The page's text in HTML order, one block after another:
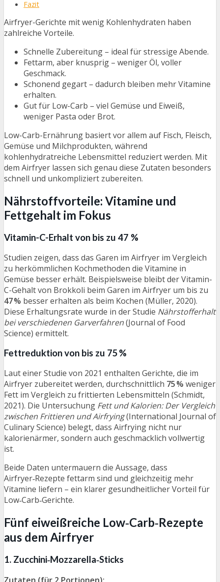
Fazit
Airfryer-Gerichte mit wenig Kohlenhydraten haben
zahlreiche Vorteile.
Schnelle Zubereitung – ideal für stressige Abende.
Fettarm, aber knusprig – weniger Öl, voller
Geschmack.
Schonend gegart – dadurch bleiben mehr Vitamine
erhalten.
Gut für Low-Carb – viel Gemüse und Eiweiß,
weniger Pasta oder Brot.
Low-Carb-Ernährung basiert vor allem auf Fisch, Fleisch,
Gemüse und Milchprodukten, während
kohlenhydratreiche Lebensmittel reduziert werden. Mit
dem Airfryer lassen sich genau diese Zutaten besonders
schnell und unkompliziert zubereiten.
Nährstoffvorteile: Vitamine und
Fettgehalt im Fokus
Vitamin-C-Erhalt von bis zu 47 %
Studien zeigen, dass das Garen im Airfryer im Vergleich
zu herkömmlichen Kochmethoden die Vitamine in
Gemüse besser erhält. Beispielsweise bleibt der Vitamin-
C-Gehalt von Brokkoli beim Garen im Airfryer um bis zu
47 % besser erhalten als beim Kochen (Müller, 2020).
Diese Erhaltungsrate wurde in der Studie Nährstofferhalt
bei verschiedenen Garverfahren(Journal of Food
Science) ermittelt.
Fettreduktion von bis zu 75 %
Laut einer Studie von 2021 enthalten Gerichte, die im
Airfryer zubereitet werden, durchschnittlich 75 % weniger
Fett im Vergleich zu frittierten Lebensmitteln (Schmidt,
2021). Die Untersuchung Fett und Kalorien: Der Vergleich
zwischen Frittieren und Airfrying(International Journal of
Culinary Science) belegt, dass Airfrying nicht nur
kalorienärmer, sondern auch geschmacklich vollwertig
ist.
Beide Daten untermauern die Aussage, dass
Airfryer‑Rezepte fettarm sind und gleichzeitig mehr
Vitamine liefern – ein klarer gesundheitlicher Vorteil für
Low‑Carb‑Gerichte.
Fünf eiweißreiche Low‑Carb‑Rezepte
aus dem Airfryer
1. Zucchini‑Mozzarella‑Sticks
Zutaten (für 2 Portionen):